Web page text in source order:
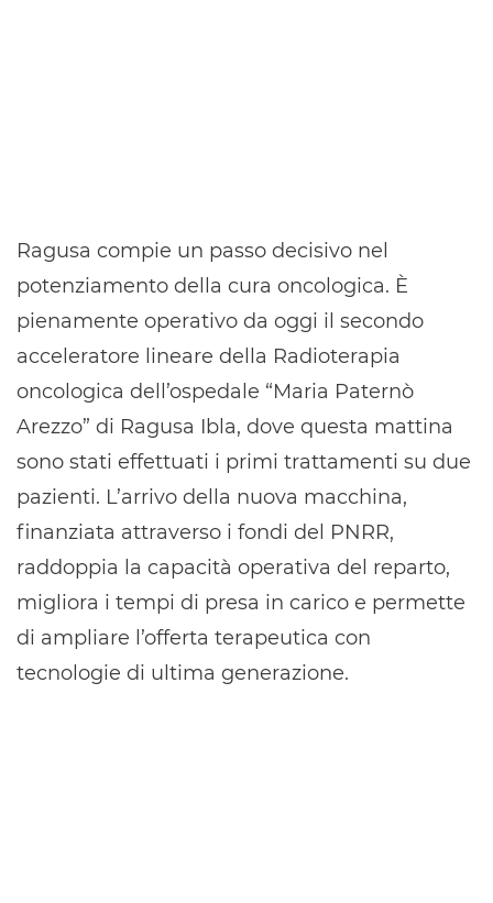
Ragusa compie un passo decisivo nel
potenziamento della cura oncologica. È
pienamente operativo da oggi il secondo
acceleratore lineare della Radioterapia
oncologica dell’ospedale “Maria Paternò
Arezzo” di Ragusa Ibla, dove questa mattina
sono stati effettuati i primi trattamenti su due
pazienti. L’arrivo della nuova macchina,
finanziata attraverso i fondi del PNRR,
raddoppia la capacità operativa del reparto,
migliora i tempi di presa in carico e permette
di ampliare l’offerta terapeutica con
tecnologie di ultima generazione.